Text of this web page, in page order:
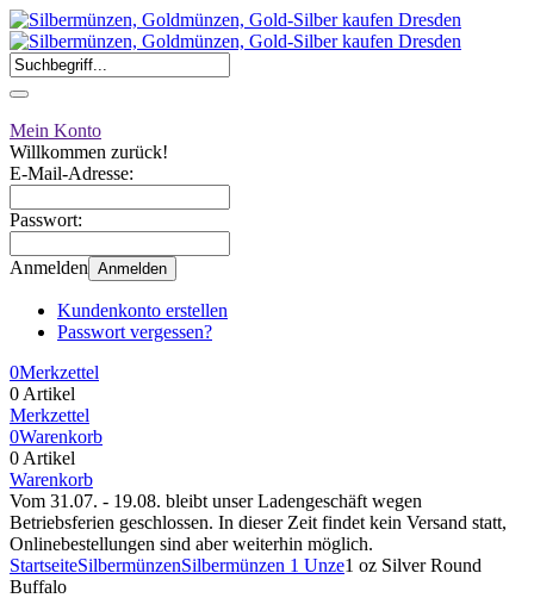
Mein Konto
Willkommen zurück!
E-Mail-Adresse:
Passwort:
Anmelden Anmelden
Kundenkonto erstellen
Passwort vergessen?
0Merkzettel
0 Artikel
Merkzettel
0Warenkorb
0 Artikel
Warenkorb
Vom 31.07. - 19.08. bleibt unser Ladengeschäft wegen
Betriebsferien geschlossen. In dieser Zeit findet kein Versand statt,
Onlinebestellungen sind aber weiterhin möglich.
StartseiteSilbermünzenSilbermünzen 1 Unze1 oz Silver Round
Buffalo